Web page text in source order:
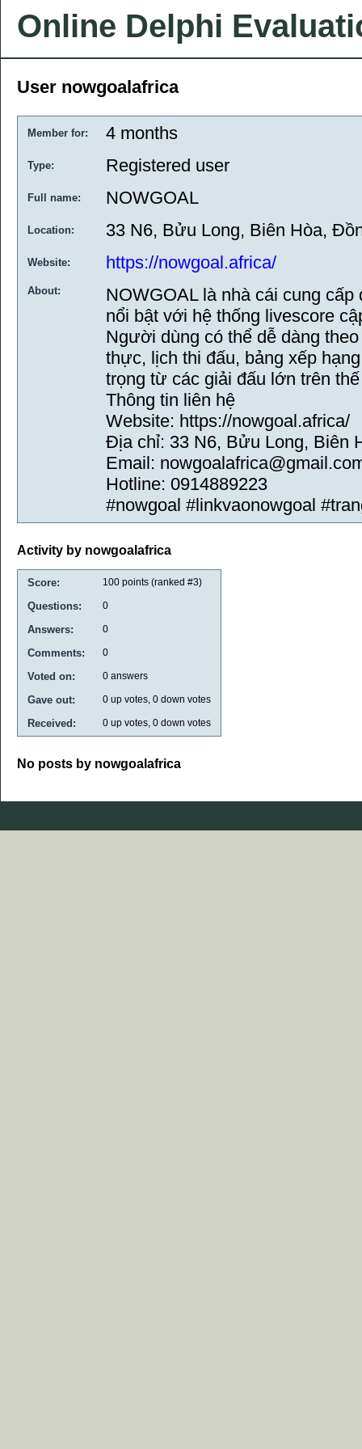
Online Delphi
User nowgoalafrica
Member for: 4 months
Type: Registered user
Full name: NOWGOAL
Location: 33 N6, Bửu Long, Biên Hòa,
Website: https://nowgoal.africa/
About:
NOWGOAL là nhà cái cung
nổi bật với hệ thống livescore
Người dùng có thể dễ dàng
thực, lịch thi đấu, bảng xếp
trọng từ các giải đấu lớn trên
Thông tin liên hệ
Website: https://nowgoal.africa/
Địa chỉ: 33 N6, Bửu Long, Biên
Email:
Hotline: 0914889223
#nowgoal #linkvaonowgoal
Activity by nowgoalafrica
Score: 100 points (ranked #3)
Questions: 0
Answers: 0
Comments: 0
Voted on: 0 answers
Gave out: 0 up votes, 0 down votes
Received: 0 up votes, 0 down votes
No posts by nowgoalafrica